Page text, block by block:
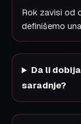
Rok zavisi od
definišemo
Da li
saradnje?